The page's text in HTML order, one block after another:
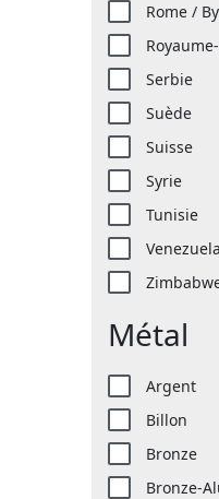
Rome /
Serbie
Suède
Suisse
Syrie
Tunisie
Venezuela
Métal
Argent
Billon
Bronze
Bronze-